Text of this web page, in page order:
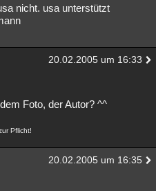
Technologie Ufologie
Gaming Filme
Allmystery
nicht. usa unterstützt
20.02.2005 um 16:33
Foto, der Autor? ^^
Pflicht!
20.02.2005 um 16:35